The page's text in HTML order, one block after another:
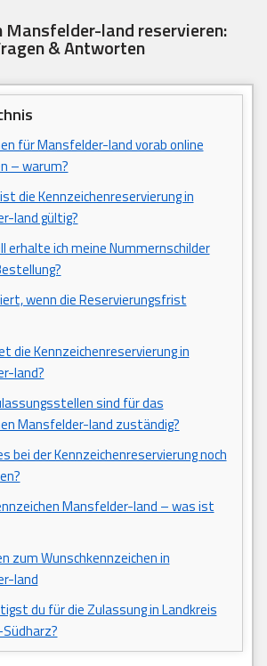
Mansfelder-land reservieren:
& Antworten
für Mansfelder-land vorab online
– warum?
die Kennzeichenreservierung in
land gültig?
erhalte ich meine Nummernschilder
wenn die Reservierungsfrist
die Kennzeichenreservierung in
land?
sind für das
Mansfelder-land zuständig?
bei der Kennzeichenreservierung noch
Mansfelder-land – was ist
zum Wunschkennzeichen in
land
du für die Zulassung in Landkreis